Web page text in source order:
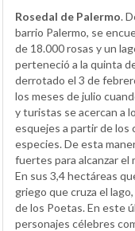
Rosedal de Palermo.
barrio Palermo, se
de 18.000 rosas y un
perteneció a la quinta
derrotado el 3 de
los meses de julio
y turistas se acercan a
esquejes a partir de los
especies. De esta
fuertes para alcanzar
En sus 3,4 hectáreas
griego que cruza el
de los Poetas. En este
personajes célebres